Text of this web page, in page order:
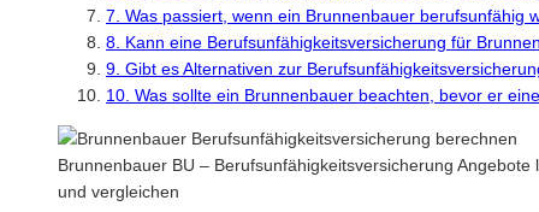
7. Was passiert, wenn ein Brunnenbauer berufsunfähig
8. Kann eine Berufsunfähigkeitsversicherung für
9. Gibt es Alternativen zur
10. Was sollte ein Brunnenbauer beachten, bevor er
Brunnenbauer BU – Berufsunfähigkeitsversicherung
und vergleichen